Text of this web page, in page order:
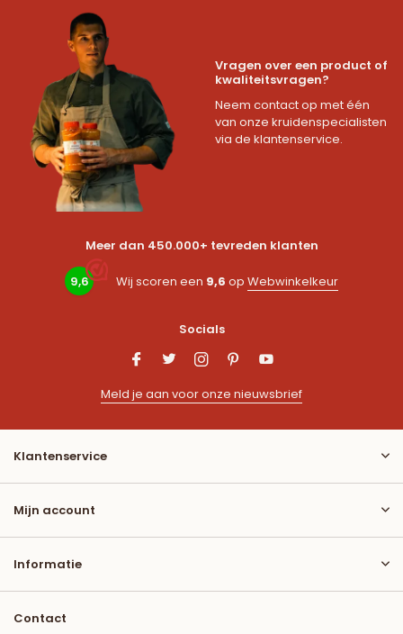
Vragen over een product of
kwaliteitsvragen?
Neem contact op met één
van onze kruidenspecialisten
via de klantenservice.
Meer dan 450.000+ tevreden klanten
9,6 Wij scoren een 9,6 op Webwinkelkeur
Socials
Meld je aan voor onze nieuwsbrief
Klantenservice
Mijn account
Informatie
Contact